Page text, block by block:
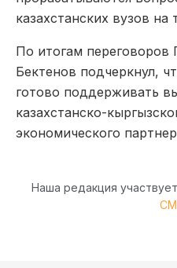
казахстанских вузов
По итогам
Бектенов подчеркнул,
готово поддерживать
казахстанско-
экономического
Наша редакция